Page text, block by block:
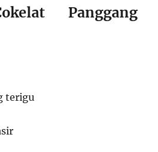
Panggang
terigu